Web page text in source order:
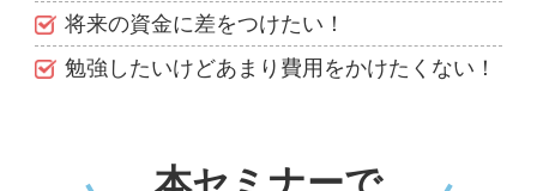
将来の資金に差をつけたい！
勉強したいけどあまり費用をかけたくない！